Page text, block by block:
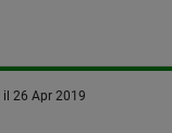
il 26 Apr 2019